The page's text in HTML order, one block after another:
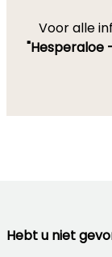
Voor alle
"Hesperaloe
Hebt u niet